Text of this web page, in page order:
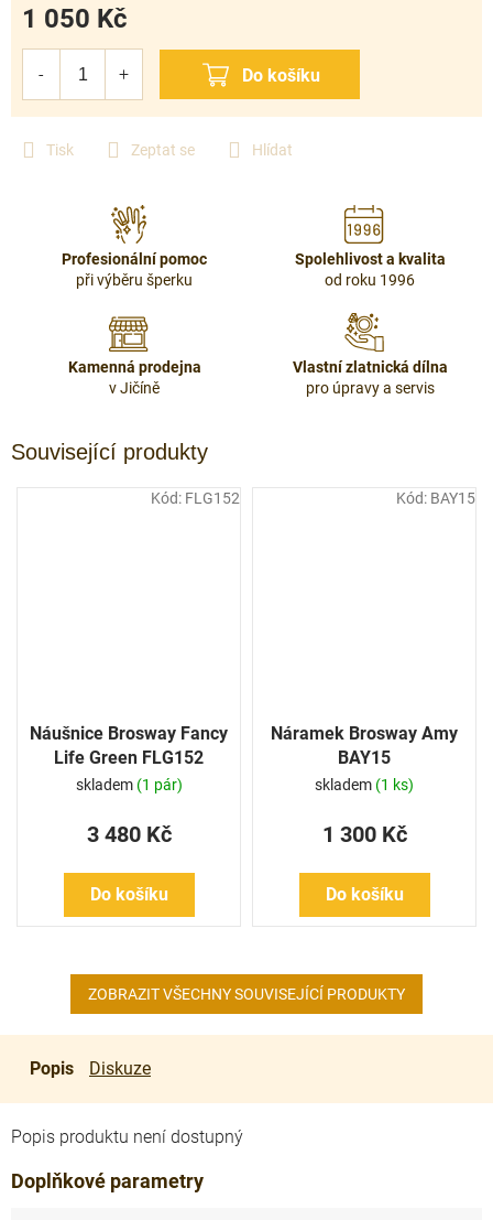
Tisk Zeptat se Hlídat
1 050 Kč
Profesionální pomoc
při výběru šperku
Spolehlivost a kvalita
od roku 1996
Kamenná prodejna
v Jičíně
Vlastní zlatnická dílna
pro úpravy a servis
Související produkty
Náušnice Brosway Fancy
Life Green FLG152
skladem (1 pár)
3 480 Kč
Do košíku
Kód: FLG152
Náramek Brosway Amy
BAY15
skladem (1 ks)
1 300 Kč
Do košíku
Kód: BAY15
ZOBRAZIT VŠECHNY SOUVISEJÍCÍ PRODUKTY
Popis Diskuze
Popis produktu není dostupný
Doplňkové parametry